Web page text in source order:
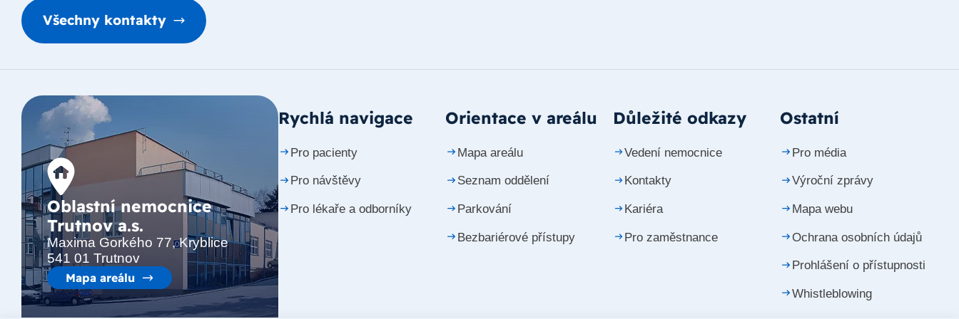
Všechny kontakty
Oblastní nemocnice
Trutnov a.s.
Maxima Gorkého 77, Kryblice
541 01 Trutnov
Mapa areálu
Rychlá navigace
Pro pacienty
Pro návštěvy
Pro lékaře a odborníky
Orientace v areálu
Mapa areálu
Seznam oddělení
Parkování
Bezbariérové přístupy
Důležité odkazy
Vedení nemocnice
Kontakty
Kariéra
Pro zaměstnance
Ostatní
Pro média
Výroční zprávy
Mapa webu
Ochrana osobních údajů
Prohlášení o přístupnosti
Whistleblowing